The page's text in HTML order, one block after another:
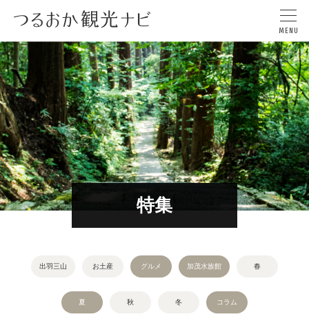
特集
出羽三山 お土産 グルメ 加茂水族館 春
夏 秋 冬 コラム